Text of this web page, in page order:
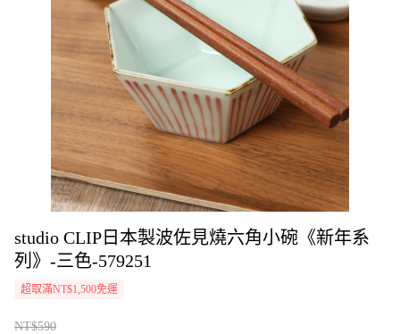
studio CLIP日本製波佐見燒六角小碗《新年系
列》-三色-579251
超取滿NT$1,500免運
NT$590